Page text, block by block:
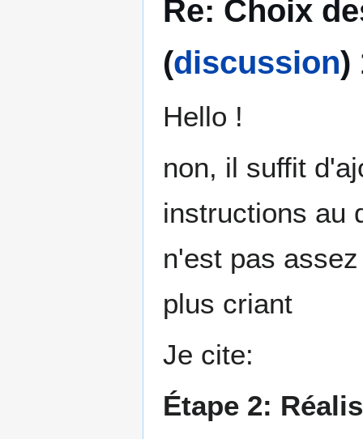
Re: Choix
(discussion)
Hello !
non, il suffit
instructions au
n'est pas
plus criant
Je cite:
Étape 2: